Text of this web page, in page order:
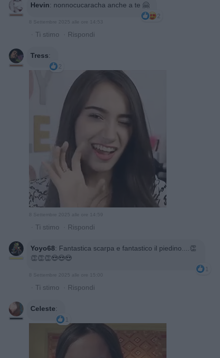
Hevin: nonnocucaracha anche a te 🤗
2
· Ti stimo · Rispondi
Tress:
2
8 Settembre 2025 alle ore 14:59
· Ti stimo · Rispondi
Yoyo68: Fantastica scarpa e fantastico il piedino....👏
👏👏👏😍😍😍
1
· Ti stimo · Rispondi
Celeste:
1